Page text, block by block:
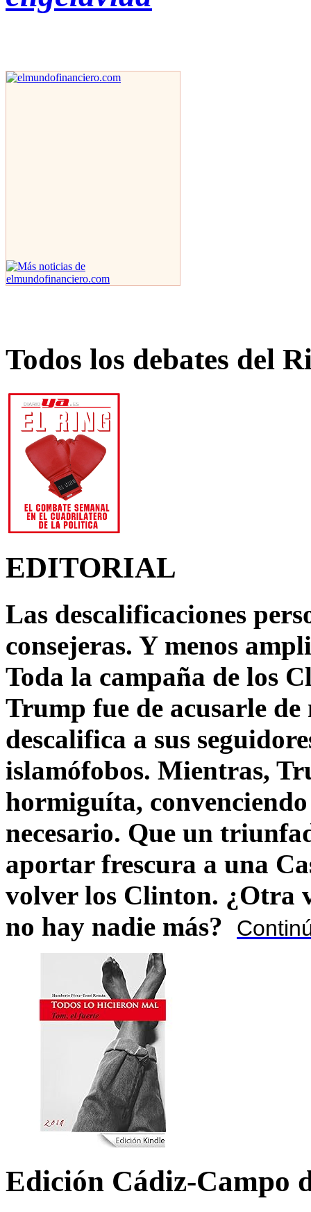
Todos los debates del
EDITORIAL
Las descalificaciones
consejeras. Y menos
Toda la campaña de los
Trump fue de acusarle
descalifica a sus
islamófobos. Mientras,
hormiguíta,
necesario. Que un
aportar frescura a una
volver los Clinton. ¿Otra
no hay nadie más?
Edición Cádiz-Campo